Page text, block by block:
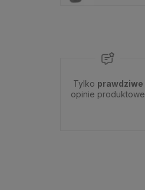
Tylko prawdziwe
opinie produktowe